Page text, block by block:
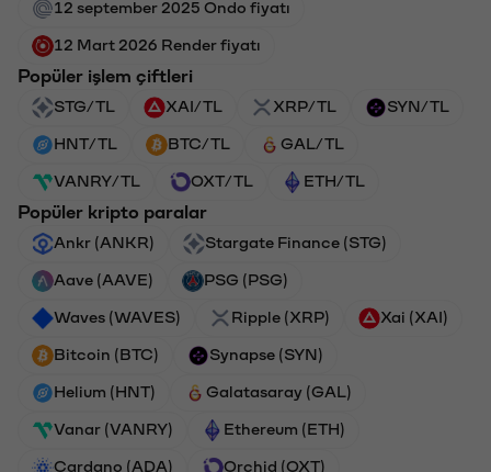
12 september 2025 Ondo fiyatı
12 Mart 2026 Render fiyatı
Popüler işlem çiftleri
STG/TL XAI/TL XRP/TL SYN/TL
HNT/TL BTC/TL GAL/TL
VANRY/TL OXT/TL ETH/TL
Popüler kripto paralar
Ankr (ANKR) Stargate Finance (STG)
Aave (AAVE) PSG (PSG)
Waves (WAVES) Ripple (XRP) Xai (XAI)
Bitcoin (BTC) Synapse (SYN)
Helium (HNT) Galatasaray (GAL)
Vanar (VANRY) Ethereum (ETH)
Cardano (ADA) Orchid (OXT)